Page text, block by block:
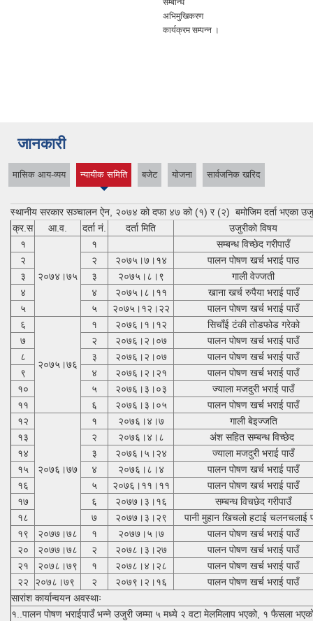
सम्बन्धि
अभिमुखिकरण
कार्यक्रम सम्पन्न ।
जानकारी
मासिक आय-व्यय न्यायीक समिति बजेट योजना सार्वजनिक खरिद
स्थानीय सरकार सञ्चालन ऐन, २०७४ को दफा ४७ को (१) र (२) बमोजिम दर्ता भएका
क्र.स
आ.व. दर्ता नं. दर्ता मिति
उजुरीको विषय
१
२०७४।७५
१
सम्बन्ध विच्छेद गरीपाउँ
२
२ २०७५।७।१४
पालन पोषण खर्च भराई पाउ
३
३ २०७५।८।९
गाली वेज्जती
४
४ २०७५।८।११
खाना खर्च रुपैया भराई पाउँ
५
५ २०७५।१२।२२
पालन पोषण खर्च भराई पाउँ
६
२०७५।७६
१ २०७६।१।१२
सिचाँई टंकी तोडफोड गरेको
७
२ २०७६।२।०७
पालन पोषण खर्च भराई पाउँ
८
३ २०७६।२।०७
पालन पोषण खर्च भराई पाउँ
९
४ २०७६।२।२१
पालन पोषण खर्च भराई पाउँ
१०
५ २०७६।३।०३
ज्याला मजदुरी भराई पाउँ
११
६ २०७६।३।०५
पालन पोषण खर्च भराई पाउँ
१२
२०७६।७७
१ २०७६।४।७
गाली बेइज्जति
१३
२ २०७६।४।८
अंश सहित सम्बन्ध विच्छेद
१४
३ २०७६।५।२४
ज्याला मजदुरी भराई पाउँ
१५
४ २०७६।८।४
पालन पोषण खर्च भराई पाउँ
१६
५ २०७६।११।११
पालन पोषण खर्च भराई पाउँ
१७
६ २०७७।३।१६
सम्बन्ध विचछेद गरीपाउँ
१८
७ २०७७।३।२९
पानी मुहान खिचलो हटाई चलनचलाई
१९
२०७७।७८ १ २०७७।५।७
पालन पोषण खर्च भराई पाउँ
२०
२०७७।७८ २ २०७८।३।२७
पालन पोषण खर्च भराई पाउँ
२१
२०७८।७९ १ २०७८।४।२८
पालन पोषण खर्च भराई पाउँ
२२
२०७८।७९ २ २०७९।२।१६
पालन पोषण खर्च भराई पाउँ
सारांश कार्यान्वयन अवस्थाः
१..पालन पोषण भराईपाउँ भन्ने उजुरी जम्मा ५ मध्ये २ वटा मेलमिलाप भएको, १ फैसला